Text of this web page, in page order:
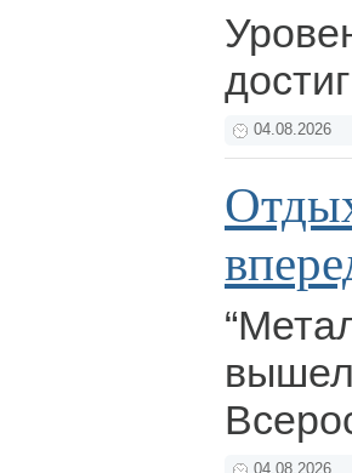
04.08.2026
вышел
04.08.2026